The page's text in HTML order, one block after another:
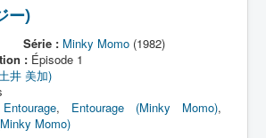
ー)
Série : Minky Momo(1982)
: Épisode 1
井 美加)
Entourage, Entourage (Minky Momo),
Momo)